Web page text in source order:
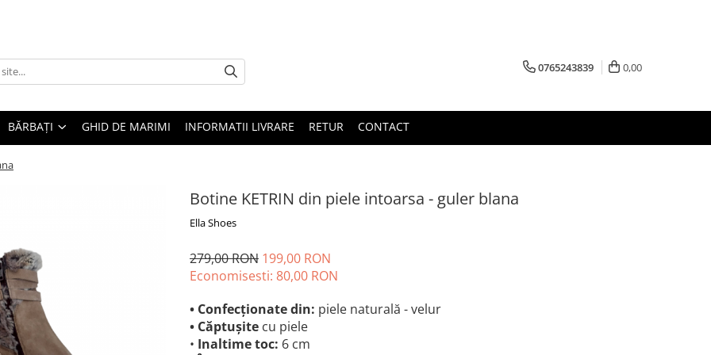
0765243839 0,00
BĂRBAȚI GHID DE MARIMI INFORMATII LIVRARE RETUR CONTACT
Botine KETRIN din piele intoarsa - guler blana
Ella Shoes
279,00 RON 199,00 RON
Economisesti: 80,00 RON
• Confecționate din: piele naturală - velur
• Căptușite cu piele
• Inaltime toc: 6 cm